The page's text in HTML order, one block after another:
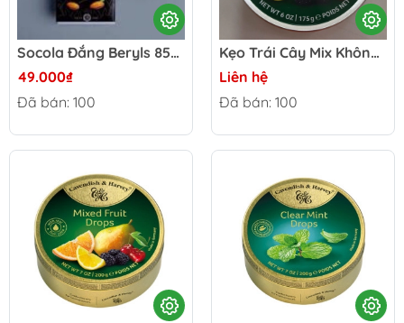
Socola Đắng Beryls 85g - Malaysia
49.000₫
Đã bán: 100
Kẹo Trái Cây Mix Không Đường C&H 175g - Germany
Liên hệ
Đã bán: 100